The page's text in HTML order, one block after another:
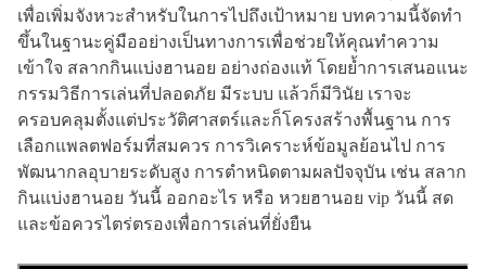
เพื่อเพิ่มจังหวะสำหรับในการไปถึงเป้าหมาย บทความนี้จัดทำ
ขึ้นในฐานะคู่มืออย่างเป็นทางการเพื่อช่วยให้คุณทำความ
เข้าใจ สลากกินแบ่งฮานอย อย่างถ่องแท้ โดยย้ำการเสนอแนะ
กรรมวิธีการเล่นที่ปลอดภัย มีระบบ แล้วก็มีวินัย เราจะ
ครอบคลุมตั้งแต่ประวัติศาสตร์และก็โครงสร้างพื้นฐาน การ
เลือกแพลตฟอร์มที่สมควร การวิเคราะห์ข้อมูลย้อนไป การ
พัฒนากลอุบายระดับสูง การตำหนิดตามผลปัจจุบัน เช่น สลาก
กินแบ่งฮานอย วันนี้ ออกอะไร หรือ หวยฮานอย vip วันนี้ สด
และข้อควรไตร่ตรองเพื่อการเล่นที่ยั่งยืน